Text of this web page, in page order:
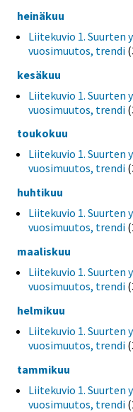
heinäkuu
Liitekuvio 1. Suurten
vuosimuutos, trendi
kesäkuu
Liitekuvio 1. Suurten
vuosimuutos, trendi
toukokuu
Liitekuvio 1. Suurten
vuosimuutos, trendi
huhtikuu
Liitekuvio 1. Suurten
vuosimuutos, trendi
maaliskuu
Liitekuvio 1. Suurten
vuosimuutos, trendi
helmikuu
Liitekuvio 1. Suurten
vuosimuutos, trendi
tammikuu
Liitekuvio 1. Suurten
vuosimuutos, trendi